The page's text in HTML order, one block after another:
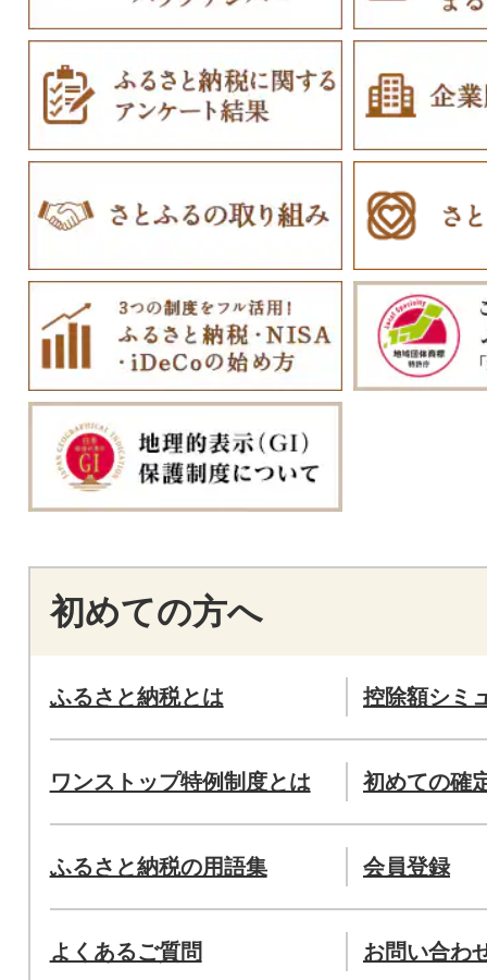
初めての方へ
ふるさと納税とは 控除額シミ
ワンストップ特例制度とは 初めての確
ふるさと納税の用語集 会員登録
よくあるご質問 お問い合わ